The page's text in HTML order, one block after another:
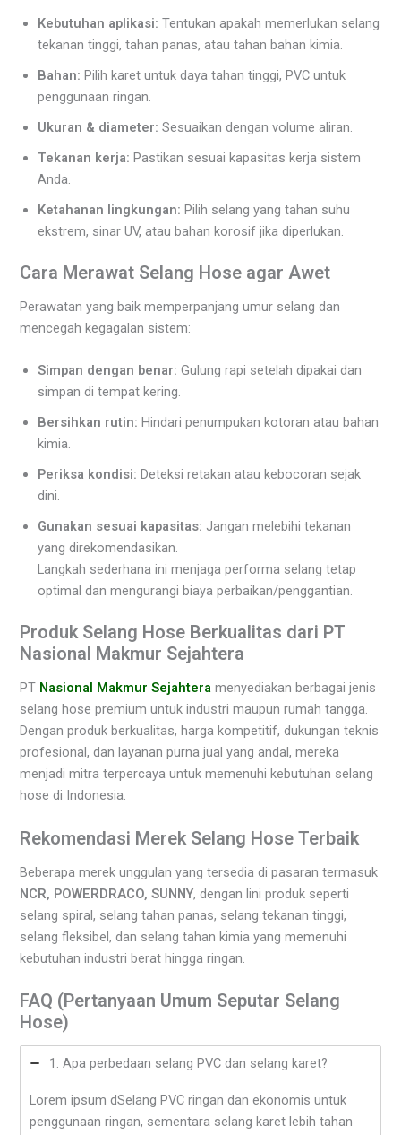
Kebutuhan aplikasi: Tentukan apakah memerlukan selang
tekanan tinggi, tahan panas, atau tahan bahan kimia.
Bahan: Pilih karet untuk daya tahan tinggi, PVC untuk
penggunaan ringan.
Ukuran & diameter: Sesuaikan dengan volume aliran.
Tekanan kerja: Pastikan sesuai kapasitas kerja sistem
Anda.
Ketahanan lingkungan: Pilih selang yang tahan suhu
ekstrem, sinar UV, atau bahan korosif jika diperlukan.
Cara Merawat Selang Hose agar Awet
Perawatan yang baik memperpanjang umur selang dan
mencegah kegagalan sistem:
Simpan dengan benar: Gulung rapi setelah dipakai dan
simpan di tempat kering.
Bersihkan rutin: Hindari penumpukan kotoran atau bahan
kimia.
Periksa kondisi: Deteksi retakan atau kebocoran sejak
dini.
Gunakan sesuai kapasitas: Jangan melebihi tekanan
yang direkomendasikan.
Langkah sederhana ini menjaga performa selang tetap
optimal dan mengurangi biaya perbaikan/penggantian.
Produk Selang Hose Berkualitas dari PT
Nasional Makmur Sejahtera
PT Nasional Makmur Sejahtera menyediakan berbagai jenis
selang hose premium untuk industri maupun rumah tangga.
Dengan produk berkualitas, harga kompetitif, dukungan teknis
profesional, dan layanan purna jual yang andal, mereka
menjadi mitra terpercaya untuk memenuhi kebutuhan selang
hose di Indonesia.
Rekomendasi Merek Selang Hose Terbaik
Beberapa merek unggulan yang tersedia di pasaran termasuk
NCR, POWERDRACO, SUNNY, dengan lini produk seperti
selang spiral, selang tahan panas, selang tekanan tinggi,
selang fleksibel, dan selang tahan kimia yang memenuhi
kebutuhan industri berat hingga ringan.
FAQ (Pertanyaan Umum Seputar Selang
Hose)
1. Apa perbedaan selang PVC dan selang karet?
Lorem ipsum dSelang PVC ringan dan ekonomis untuk
penggunaan ringan, sementara selang karet lebih tahan